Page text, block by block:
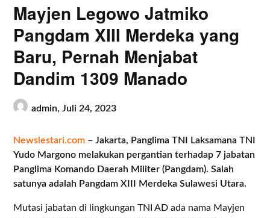
Mayjen Legowo Jatmiko
Pangdam XIII Merdeka yang
Baru, Pernah Menjabat
Dandim 1309 Manado
admin,Juli 24, 2023
Newslestari.com –Jakarta, Panglima TNI Laksamana TNI
Yudo Margono melakukan pergantian terhadap 7 jabatan
Panglima Komando Daerah Militer (Pangdam). Salah
satunya adalah Pangdam XIII Merdeka Sulawesi Utara.
Mutasi jabatan di lingkungan TNI AD ada nama Mayjen